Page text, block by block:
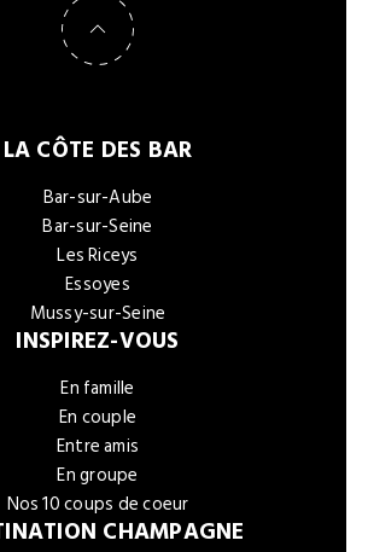
LA CÔTE DES BAR
Bar-sur-Aube
Bar-sur-Seine
Les Riceys
Essoyes
Mussy-sur-Seine
INSPIREZ-VOUS
En famille
En couple
Entre amis
En groupe
Nos 10 coups de coeur
CHAMPAGNE
Retour en haut de page